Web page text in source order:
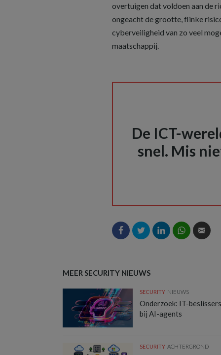
overtuigen dat voldoen aan de
ongeacht de grootte, flinke
cyberveiligheid van zo veel
maatschappij.
De ICT-
snel. Mis
MEER SECURITY NIEUWS
SECURITY NIEUWS
Onderzoek: IT-
bij AI-agents
SECURITY ACHTERGROND